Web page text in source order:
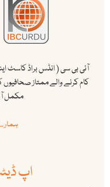
آئی بی سی ( انڈس براڈ کاسٹ
کام کرنے والے ممتاز صحافیوں
مکمل
اپ